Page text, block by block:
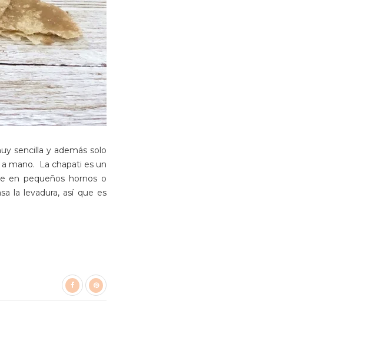
sencilla y además solo
mano. La chapati es un
en pequeños hornos o
la levadura, así que es